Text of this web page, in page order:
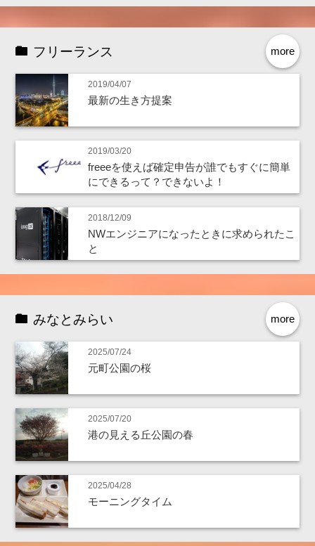
more
フリーランス
2019/04/07
最新の生き方提案
2019/03/20
freeeを使えば確定申告が誰でもすぐに簡単
にできるって？できないよ！
2018/12/09
NWエンジニアになったときに求められたこ
と
more
みなとみらい
2025/07/24
元町公園の桜
2025/07/20
港の見える丘公園の春
2025/04/28
モーニングタイム